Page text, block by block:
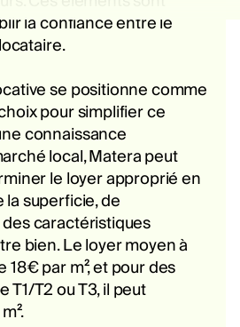
la confiance entre le
se positionne comme
pour simplifier ce
connaissance
local, Matera peut
le loyer approprié en
superficie, de
caractéristiques
bien. Le loyer moyen à
par m², et pour des
T1/T2 ou T3, il peut